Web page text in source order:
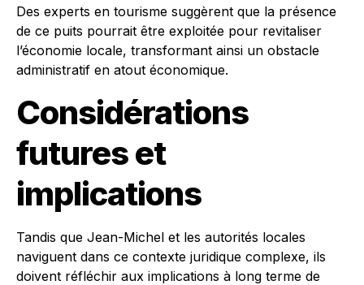
Des experts en tourisme suggèrent que la présence
de ce puits pourrait être exploitée pour revitaliser
l’économie locale, transformant ainsi un obstacle
administratif en atout économique.
Considérations
futures et
implications
Tandis que Jean-Michel et les autorités locales
naviguent dans ce contexte juridique complexe, ils
doivent réfléchir aux implications à long terme de